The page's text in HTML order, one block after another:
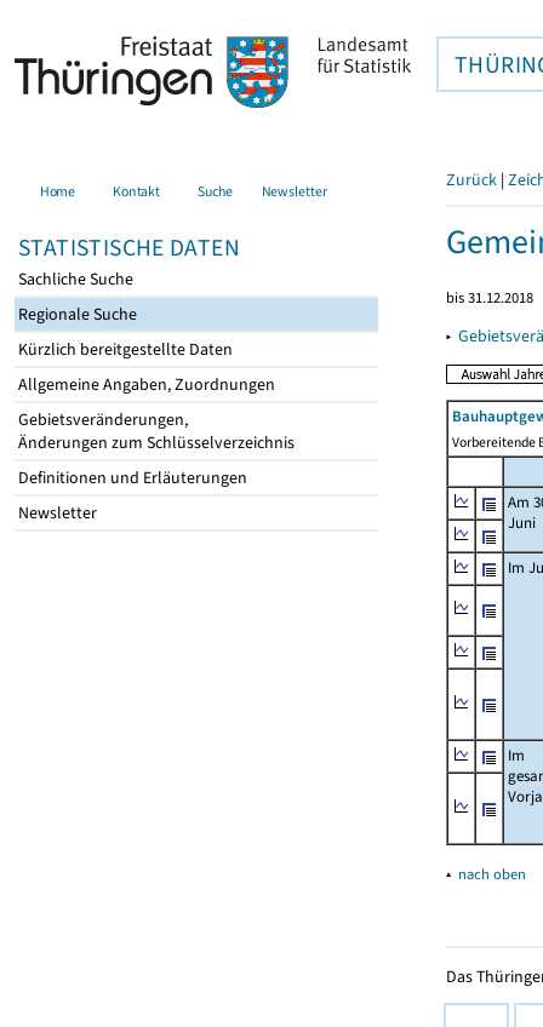
Home Kontakt Suche Newsletter
STATISTISCHE DATEN
Sachliche Suche
Regionale Suche
Kürzlich bereitgestellte Daten
Allgemeine Angaben, Zuordnungen
Gebietsveränderungen,
Änderungen zum Schlüsselverzeichnis
Definitionen und Erläuterungen
Newsletter
Zurück |
bis 31.12.2018
▸
Vorbereitende
Am
Juni
Im
Im
▴ nach oben
Das